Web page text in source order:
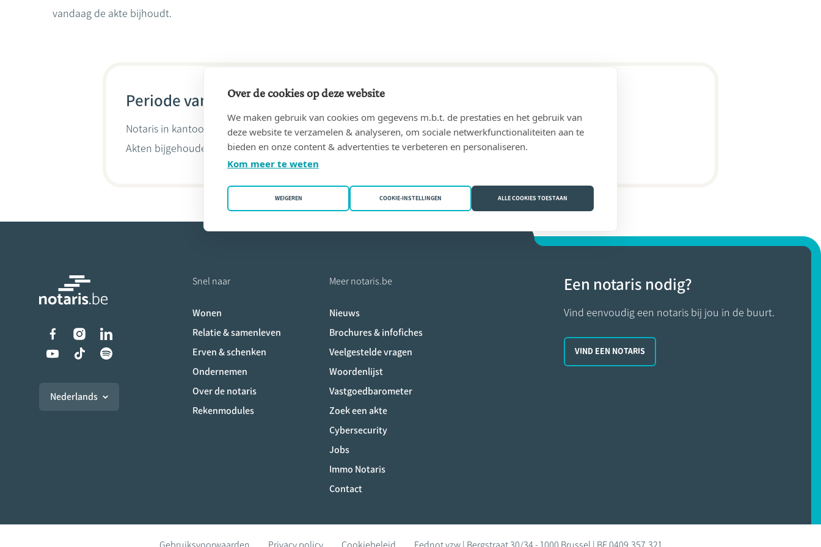
vandaag de akte bijhoudt.
Periode van 29/07/1958 tot 19/11/1980
Notaris in kantoor LEEMANS, Jean-Pierre(1050 Brussel)
Akten bijgehouden doorDamien Hisette
Liens vers les réseaux sociaux
Nederlands
Snel naar
Wonen
Relatie & samenleven
Erven & schenken
Ondernemen
Over de notaris
Rekenmodules
Meer notaris.be
Nieuws
Brochures & infofiches
Veelgestelde vragen
Woordenlijst
Vastgoedbarometer
Zoek een akte
Cybersecurity
Jobs
Immo Notaris
Contact
Een notaris nodig?
Vind eenvoudig een notaris bij jou in de buurt.
VIND EEN NOTARIS
Over de cookies op deze website
We maken gebruik van cookies om gegevens m.b.t. de prestaties en het gebruik van
deze website te verzamelen & analyseren, om sociale netwerkfunctionaliteiten aan te
bieden en onze content & advertenties te verbeteren en personaliseren.
Kom meer te weten
WEIGEREN COOKIE-INSTELLINGEN ALLE COOKIES TOESTAAN